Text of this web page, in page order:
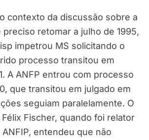
contexto da discussão sobre a
retomar a julho de 1995,
impetrou MS solicitando o
processo transitou em
A ANFP entrou com processo
que transitou em julgado em
seguiam paralelamente. O
Fischer, quando foi relator
entendeu que não